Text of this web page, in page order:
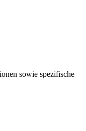
sowie spezifische